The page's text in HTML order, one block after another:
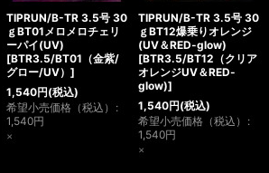
TIPRUN/B-TR 3.5号 30
ｇBT01メロメロチェリ
ーパイ(UV)
[BTR3.5/BT01（金紫/
グロー/UV） ]
1,540円(税込)
希望小売価格（税込） :
1,540円
×
TIPRUN/B-TR 3.5号 30
ｇBT12爆乗りオレンジ
(UV＆RED-glow)
[BTR3.5/BT12（クリア
オレンジUV＆RED-
glow)]
1,540円(税込)
希望小売価格（税込） :
1,540円
×